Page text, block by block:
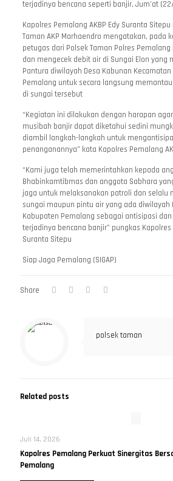
terjadinya bencana seperti banjir, Jum’at
Kapolres Pemalang AKBP Edy Suranta
Taman AKP Marhaendro mengatakan, pada
petugas dari Polsek Taman Polres
dan mengecek debit air di Sungai Elon yang
Pantura diwilayah Desa Kabunan
Pemalang untuk secara langsung
di sungai tersebut
“Kegiatan ini dilakukan dengan harapan
musibah banjir dapat diketahui sedini
diambil langkah-langkah untuk
penanganannya” kata Kapolres Pemalang
“Kami juga telah memerintahkan kepada
Bhabinkamtibmas dan anggota Sabhara
jaga untuk melaksanakan patroli dan selalu
sungai maupun pintu air yang ada diwilayah
Kabupaten Pemalang sebagai antisipasi
terjadinya bencana banjir” pungkas Kapolres
Suranta Sitepu
Siap Jaga Pemalang (SIGAP)
Share
polsek taman
Related posts
Juli 14, 2026
Kapolres Pemalang Perkuat Sinergitas
Pemalang